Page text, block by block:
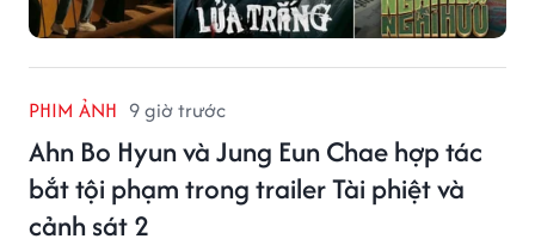
PHIM ẢNH 9 giờ trước
Ahn Bo Hyun và Jung Eun Chae hợp tác
bắt tội phạm trong trailer Tài phiệt và
cảnh sát 2